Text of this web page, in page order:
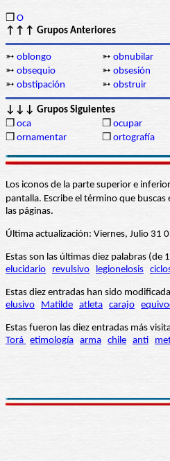
❒ O
↑↑↑ Grupos Anteriores
➳ oblongo ➳ obnubilar
➳ obsequio ➳ obsesión
➳ obstipación ➳ obstruir
↓↓↓ Grupos Siguientes
❒ oca ❒ ocupar
❒ ornamentar ❒ ortografía
Los iconos de la parte superior e
pantalla. Escribe el término que
las páginas.
Última actualización: Viernes, Julio 31
Estas son las últimas diez palabras (de
elucidario
revulsivo legionelosis
Estas diez entradas han sido
elusivo
Matilde atleta carajo
Estas fueron las diez entradas más
Torá etimología arma chile anti